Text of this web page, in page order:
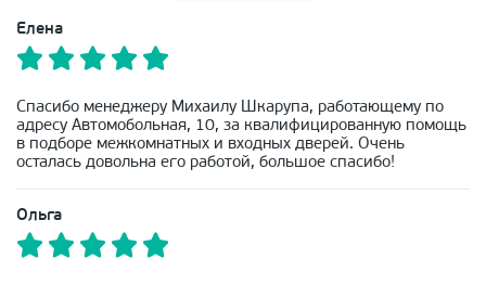
Елена
Спасибо менеджеру Михаилу Шкарупа, работающему по
адресу Автомобольная, 10, за квалифицированную помощь
в подборе межкомнатных и входных дверей. Очень
осталась довольна его работой, большое спасибо!
Ольга